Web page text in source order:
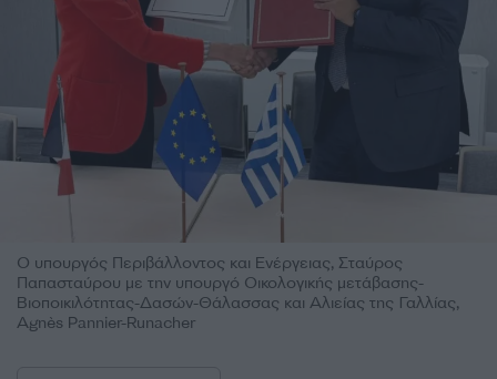
Ο υπουργός Περιβάλλοντος και Ενέργειας, Σταύρος
Παπασταύρου με την υπουργό Οικολογικής μετάβασης-
Βιοποικιλότητας-Δασών-Θάλασσας και Αλιείας της Γαλλίας,
Agnès Pannier-Runacher